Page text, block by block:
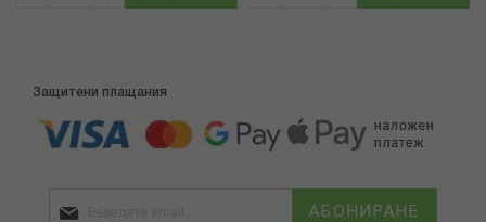
Защитени плащания
АБОНИРАНЕ